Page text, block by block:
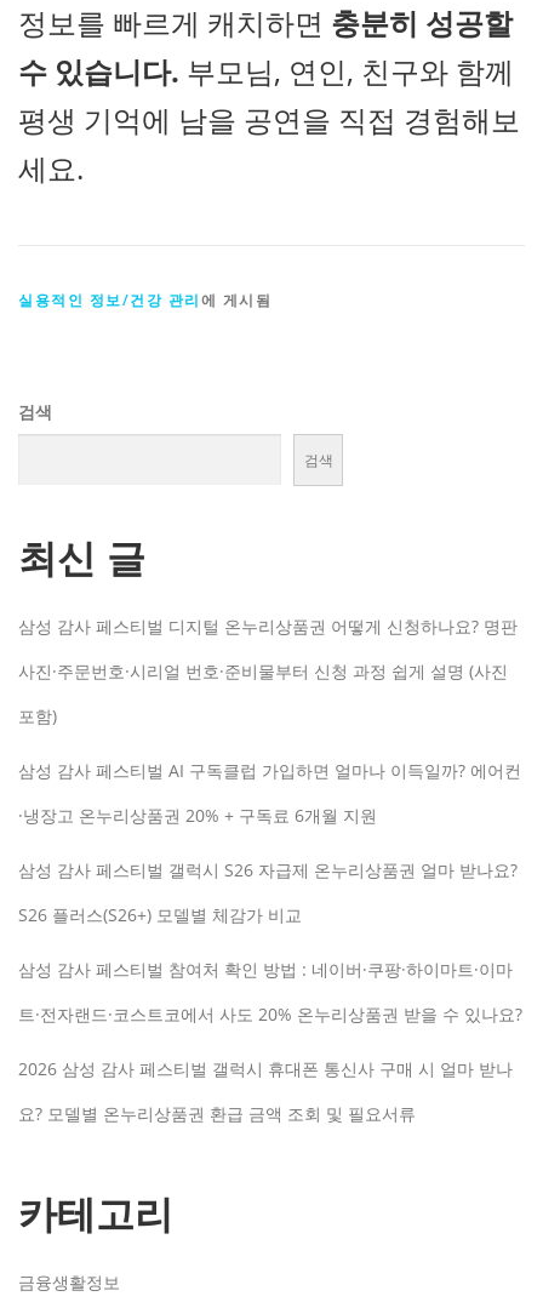
정보를 빠르게 캐치하면 충분히 성공할
수 있습니다. 부모님, 연인, 친구와 함께
평생 기억에 남을 공연을 직접 경험해보
세요.
실용적인 정보/건강 관리에 게시됨
검색
검색
최신 글
삼성 감사 페스티벌 디지털 온누리상품권 어떻게 신청하나요? 명판
사진·주문번호·시리얼 번호·준비물부터 신청 과정 쉽게 설명 (사진
포함)
삼성 감사 페스티벌 AI 구독클럽 가입하면 얼마나 이득일까? 에어컨
·냉장고 온누리상품권 20% + 구독료 6개월 지원
삼성 감사 페스티벌 갤럭시 S26 자급제 온누리상품권 얼마 받나요?
S26 플러스(S26+) 모델별 체감가 비교
삼성 감사 페스티벌 참여처 확인 방법 : 네이버·쿠팡·하이마트·이마
트·전자랜드·코스트코에서 사도 20% 온누리상품권 받을 수 있나요?
2026 삼성 감사 페스티벌 갤럭시 휴대폰 통신사 구매 시 얼마 받나
요? 모델별 온누리상품권 환급 금액 조회 및 필요서류
카테고리
금융생활정보